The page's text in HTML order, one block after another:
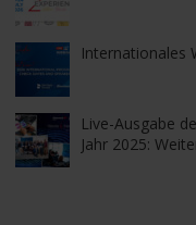
Internationales
Live-Ausgabe
Jahr 2025: